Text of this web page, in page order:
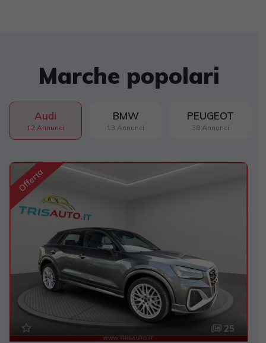
Marche popolari
Audi
12 Annunci
BMW
13 Annunci
PEUGEOT
38 Annunci
Offerta
25